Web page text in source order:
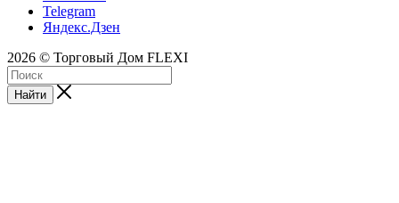
Telegram
Яндекс.Дзен
2026 © Торговый Дом FLEXI
Найти